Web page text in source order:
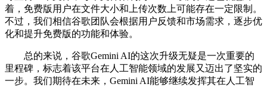
着，免费版用户在文件大小和上传次数上可能存在一定限制。
不过，我们相信谷歌团队会根据用户反馈和市场需求，逐步优
化和提升免费版的功能和体验。
总的来说，谷歌Gemini AI的这次升级无疑是一次重要的
里程碑，标志着该平台在人工智能领域的发展又迈出了坚实的
一步。我们期待在未来，Gemini AI能够继续发挥其在人工智